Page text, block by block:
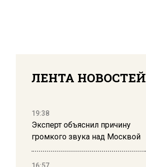
ЛЕНТА НОВОСТЕЙ
19:38
Эксперт объяснил причину
громкого звука над Москвой